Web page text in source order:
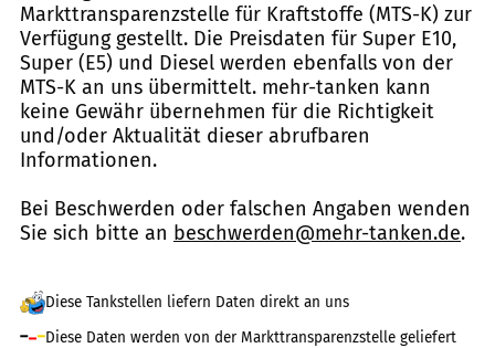
Markttransparenzstelle für Kraftstoffe (MTS-K) zur
Verfügung gestellt. Die Preisdaten für Super E10,
Super (E5) und Diesel werden ebenfalls von der
MTS-K an uns übermittelt. mehr-tanken kann
keine Gewähr übernehmen für die Richtigkeit
und/oder Aktualität dieser abrufbaren
Informationen.
Bei Beschwerden oder falschen Angaben wenden
Sie sich bitte an beschwerden@mehr-tanken.de.
Diese Tankstellen liefern Daten direkt an uns
Diese Daten werden von der Markttransparenzstelle geliefert